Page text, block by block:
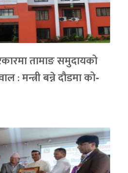
तामाङ समुदायको
: मन्त्री बन्ने दौडमा को‐